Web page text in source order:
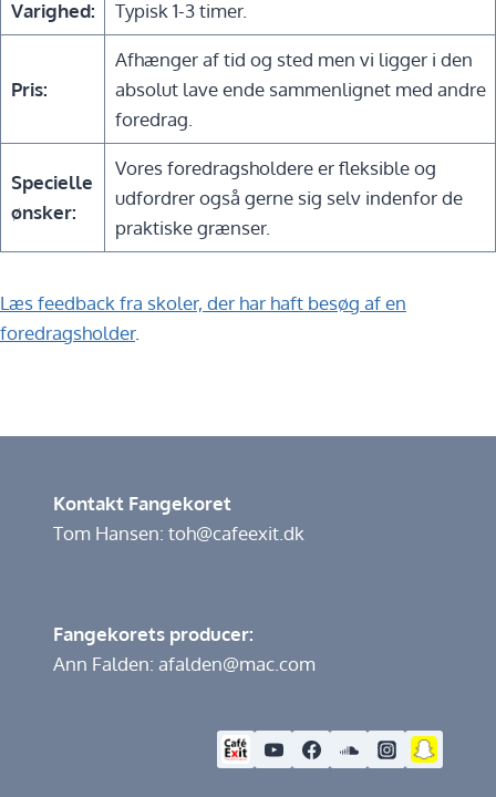
Varighed: Typisk 1-3 timer.
Pris:
Afhænger af tid og sted men vi ligger i den
absolut lave ende sammenlignet med andre
foredrag.
Specielle
ønsker:
Vores foredragsholdere er fleksible og
udfordrer også gerne sig selv indenfor de
praktiske grænser.
Læs feedback fra skoler, der har haft besøg af en
foredragsholder.
Kontakt Fangekoret
Tom Hansen: toh@cafeexit.dk
Fangekorets producer:
Ann Falden: afalden@mac.com